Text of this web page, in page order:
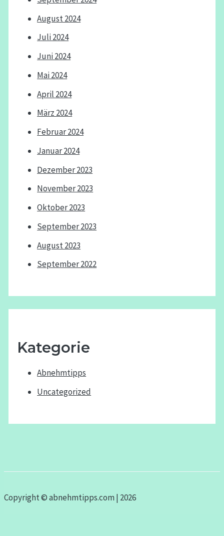
August 2024
Juli 2024
Juni 2024
Mai 2024
April 2024
März 2024
Februar 2024
Januar 2024
Dezember 2023
November 2023
Oktober 2023
September 2023
August 2023
September 2022
Kategorie
Abnehmtipps
Uncategorized
Copyright © abnehmtipps.com | 2026